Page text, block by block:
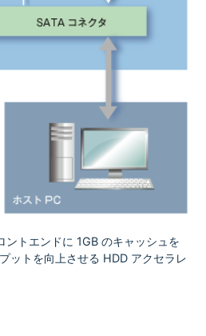
トエンドに 1GB のキャッシュを
ットを向上させる HDD アクセラレ